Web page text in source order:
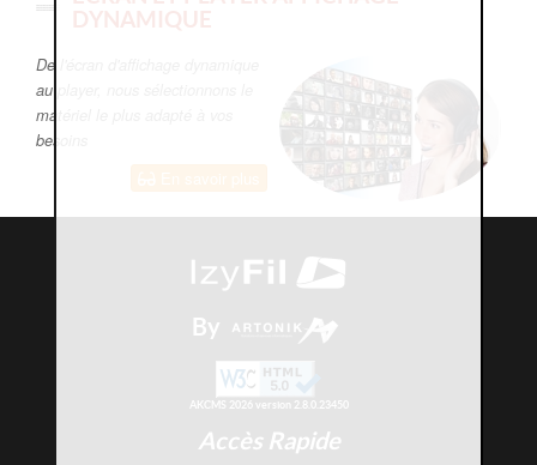
DYNAMIQUE
De l'écran d'affichage dynamique
au player, nous sélectionnons le
matériel le plus adapté à vos
besoins
By
AKCMS 2026 version 2.8.0.23450
Accès Rapide